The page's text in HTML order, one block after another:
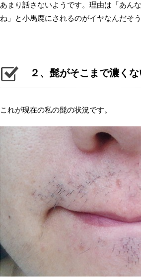
あまり話さないようです。理由は「あん
ね」と小馬鹿にされるのがイヤなんだそう
２、髭がそこまで濃く
これが現在の私の髭の状況です。